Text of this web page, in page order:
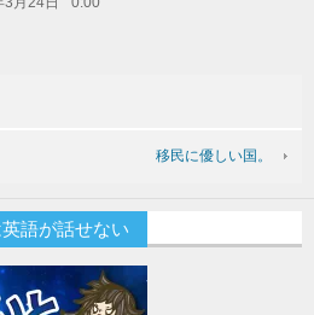
移民に優しい国。
語が話せない